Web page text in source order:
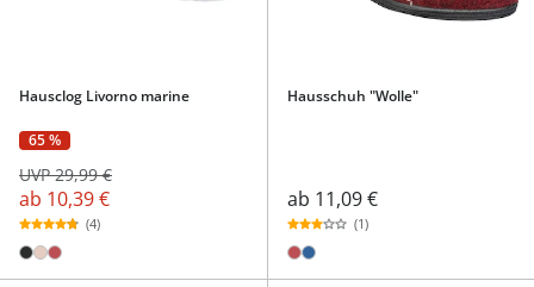
Hausclog Livorno marine
65 %
ab 10,39 €
UVP 29,99 €
(4)
Hausschuh "Wolle"
ab 11,09 €
(1)